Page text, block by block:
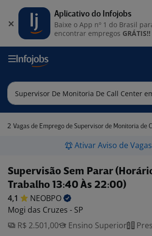
2 Vagas de Emprego de Supervisor de Monitoria de Call Center em Mogi das
Ativar Aviso de Vagas
Supervisão Sem Parar
Trabalho 13:40 Às 22:00)
4,1
NEOBPO
Mogi das Cruzes - SP
R$ 2.501,00
Ensino Superior
Aplicativo do Infojobs
Baixe o App nº 1 do Brasil
encontrar empregos GRÁTIS!!